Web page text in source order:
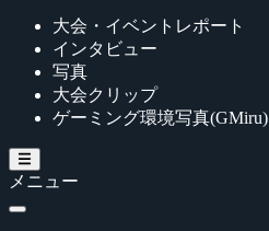
大会・イベントレポート
インタビュー
写真
大会クリップ
ゲーミング環境写真(GMiru)
メニュー